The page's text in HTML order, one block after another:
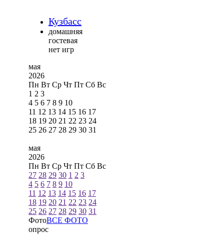
Кузбасс
домашняя
гостевая
нет игр
мая
2026
Пн Вт Ср Чт Пт Сб Вс
1 2 3
4 5 6 7 8 9 10
11 12 13 14 15 16 17
18 19 20 21 22 23 24
25 26 27 28 29 30 31
мая
2026
Пн Вт Ср Чт Пт Сб Вс
27 28 29 30 1 2 3
4 5 6 7 8 9 10
11 12 13 14 15 16 17
18 19 20 21 22 23 24
25 26 27 28 29 30 31
ФотоВСЕ ФОТО
опрос